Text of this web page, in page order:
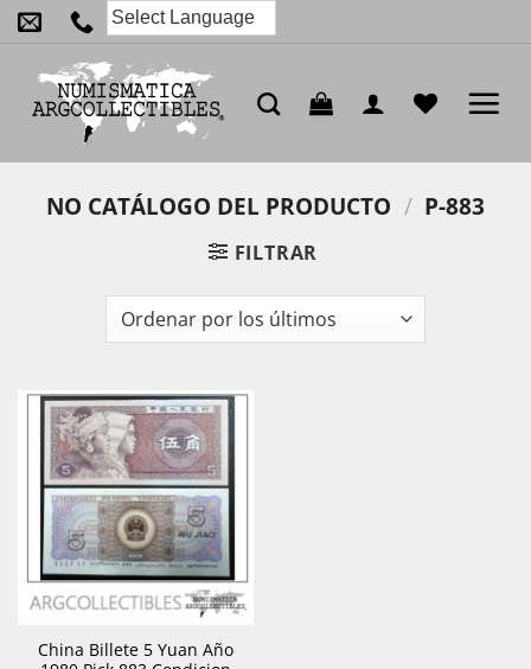
Saltar
al
contenido
NO CATÁLOGO DEL PRODUCTO / P-883
FILTRAR
China Billete 5 Yuan Año